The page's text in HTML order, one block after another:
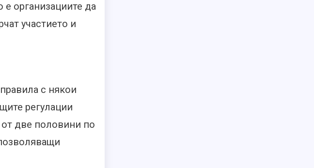
организациите да
участието и
с някои
регулации
две половини по